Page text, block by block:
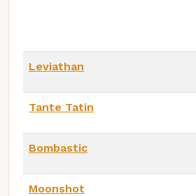
Leviathan
Tante Tatin
Bombastic
Moonshot